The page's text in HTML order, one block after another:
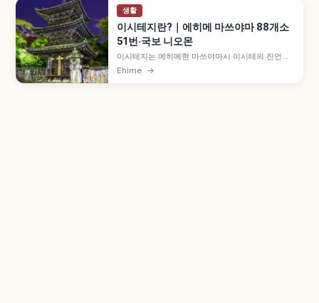
생활
이시테지란?｜에히메 마쓰야마 88개소
51번·국보 니오몬
이시테지는 에히메현 마쓰야마시 이시테의 진언종
부잔파 사찰로, 시코쿠 88개소 영장 제51번 후다쇼
Ehime →